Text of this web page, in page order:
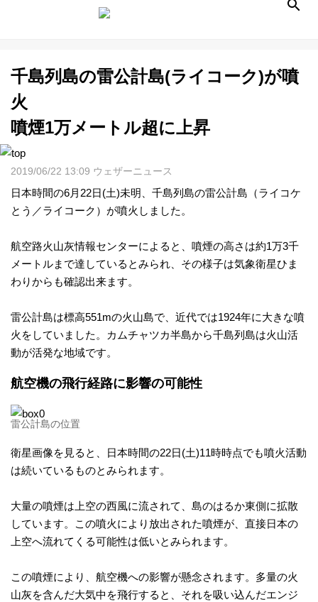
天
気
予
報
イ
カ
雨
レ
ダ
千島列島の雷公計島(ライコーク)が噴
火
噴煙1万メートル超に上昇
2019/06/22 13:09 ウェザーニュース
日本時間の6月22日(土)未明、千島列島の雷公計島（ライコケ
とう／ライコーク）が噴火しました。
航空路火山灰情報センターによると、噴煙の高さは約1万3千
メートルまで達しているとみられ、その様子は気象衛星ひま
わりからも確認出来ます。
雷公計島は標高551mの火山島で、近代では1924年に大きな噴
火をしていました。カムチャツカ半島から千島列島は火山活
動が活発な地域です。
航空機の飛行経路に影響の可能性
雷公計島の位置
衛星画像を見ると、日本時間の22日(土)11時時点でも噴火活動
は続いているものとみられます。
大量の噴煙は上空の西風に流されて、島のはるか東側に拡散
しています。この噴火により放出された噴煙が、直接日本の
上空へ流れてくる可能性は低いとみられます。
この噴煙により、航空機への影響が懸念されます。多量の火
山灰を含んだ大気中を飛行すると、それを吸い込んだエンジ